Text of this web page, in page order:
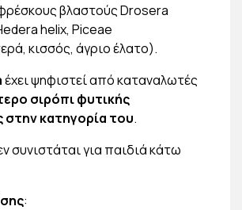
βλαστούς Drosera
helix, Piceae
κισσός, άγριο έλατο).
έχει ψηφιστεί από καταναλωτές
σιρόπι φυτικής
κατηγορία του.
συνιστάται για παιδιά κάτω
: